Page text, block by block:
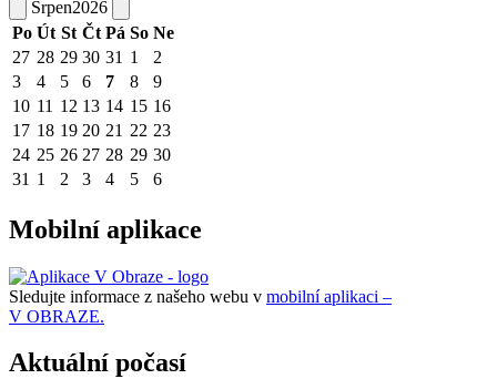
Srpen2026
Po Út St Čt Pá So Ne
27 28 29 30 31 1
2
3
4 5 6 7 8
9
10 11 12 13 14 15 16
17 18 19 20 21 22 23
24 25 26 27 28 29 30
31 1 2 3 4 5 6
Mobilní aplikace
Sledujte informace z našeho webu v mobilní aplikaci –
V OBRAZE.
Aktuální počasí